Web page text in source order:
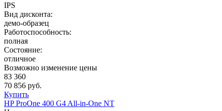
IPS
Вид дисконта:
демо-образец
Работоспособность:
полная
Состояние:
отличное
Возможно изменение цены
83 360
70 856 руб.
Купить
HP ProOne 400 G4 All-in-One NT